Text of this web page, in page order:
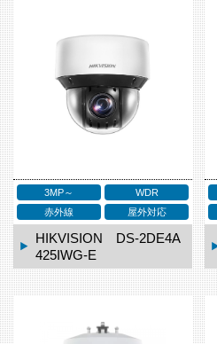
3MP～
WDR
赤外線
屋外対応
HIKVISION DS-2DE4A
425IWG-E